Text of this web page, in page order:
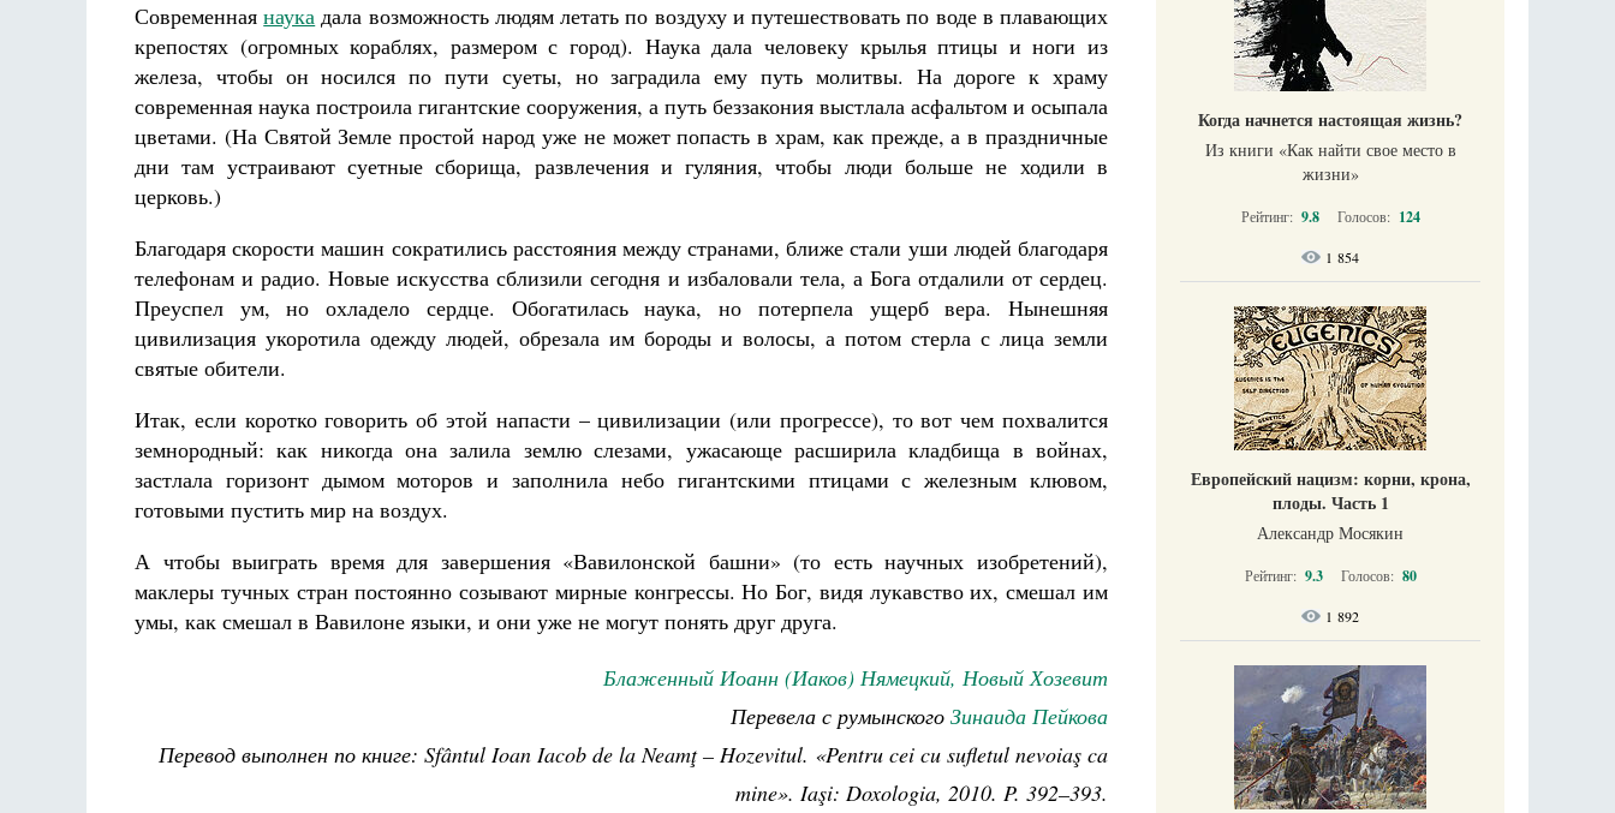
Современнаянаука дала возможность людям летать по воздуху и путешествовать по воде в плавающих
крепостях (огромных кораблях, размером с город). Наука дала человеку крылья птицы и ноги из
железа, чтобы он носился по пути суеты, но заградила ему путь молитвы. На дороге к храму
современная наука построила гигантские сооружения, а путь беззакония выстлала асфальтом и осыпала
цветами. (На Святой Земле простой народ уже не может попасть в храм, как прежде, а в праздничные
дни там устраивают суетные сборища, развлечения и гуляния, чтобы люди больше не ходили в
церковь.)
Благодаря скорости машин сократились расстояния между странами, ближе стали уши людей благодаря
телефонам и радио. Новые искусства сблизили сегодня и избаловали тела, а Бога отдалили от сердец.
Преуспел ум, но охладело сердце. Обогатилась наука, но потерпела ущерб вера. Нынешняя
цивилизация укоротила одежду людей, обрезала им бороды и волосы, а потом стерла с лица земли
святые обители.
Итак, если коротко говорить об этой напасти – цивилизации (или прогрессе), то вот чем похвалится
земнородный: как никогда она залила землю слезами, ужасающе расширила кладбища в войнах,
застлала горизонт дымом моторов и заполнила небо гигантскими птицами с железным клювом,
готовыми пустить мир на воздух.
А чтобы выиграть время для завершения «Вавилонской башни» (то есть научных изобретений),
маклеры тучных стран постоянно созывают мирные конгрессы. Но Бог, видя лукавство их, смешал им
умы, как смешал в Вавилоне языки, и они уже не могут понять друг друга.
Блаженный Иоанн (Иаков) Нямецкий, Новый Хозевит
Перевела с румынского Зинаида Пейкова
Перевод выполнен по книге: Sfântul Ioan Iacob de la Neamţ – Hozevitul. «Pentru cei cu sufletul nevoiaş ca
mine». Iaşi: Doxologia, 2010. P. 392–393.
Когда начнется настоящая жизнь?
Из книги «Как найти свое место в
жизни​»
Рейтинг: 9.8 Голосов: 124
1 854
Европейский нацизм: корни, крона,
плоды. Часть 1
Александр Мосякин
Рейтинг: 9.3 Голосов: 80
1 892